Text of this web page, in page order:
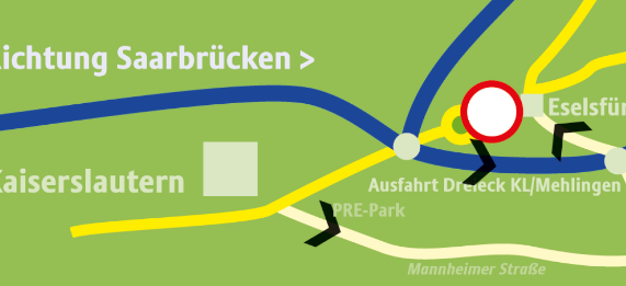
sehr geringe Wärmenachfrage besteht. Die Summe der
Erzeugung des im Sommer mehr nachgefragten Stroms kann zu
Wärme erhöht werden. Dadurch werden etwa 2.500 Tonnen
spart die ZAK am Standort durch die
und die CO2-Bindung aus Kompostprodukten knapp 37.000